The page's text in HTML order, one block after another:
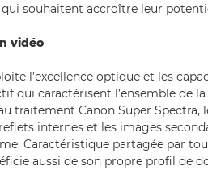
souhaitent accroître leur
vidéo
l’excellence optique et les
qui caractérisent l’ensemble de
traitement Canon Super
internes et les images
Caractéristique partagée par
aussi de son propre profil de